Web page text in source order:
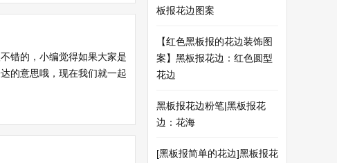
错的，小编觉得如果大家是
的意思哦，现在我们就一起
板报花边图案
【红色黑板报的花边装饰图
案】黑板报花边：红色圆型
花边
黑板报花边粉笔|黑板报花
边：花海
[黑板报简单的花边]黑板报花